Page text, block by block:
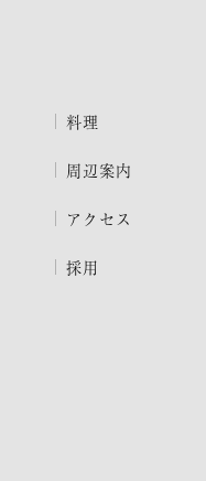
料理
周辺案内
アクセス
採用